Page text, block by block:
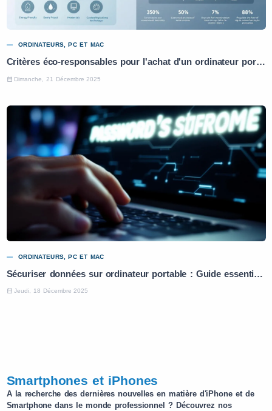
ORDINATEURS, PC ET MAC
Critères éco-responsables pour l'achat d'un ordinateur portable : Guide pratique
Dimanche, 21 Décembre 2025
ORDINATEURS, PC ET MAC
Sécuriser données sur ordinateur portable : Guide essentiel en 5 étapes
Jeudi, 18 Décembre 2025
Smartphones et iPhones
A la recherche des dernières nouvelles en matière d'iPhone et de
Smartphone dans le monde professionnel ? Découvrez nos